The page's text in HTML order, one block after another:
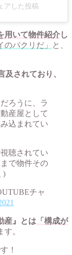
アした投稿
用いて物件紹介 し
のパクリだ」
と、
及されており、
ろうに、ラ
産屋として
込まれてい
聴されてい
で物件その
)
チャ
産』とは 「構成が
。
！